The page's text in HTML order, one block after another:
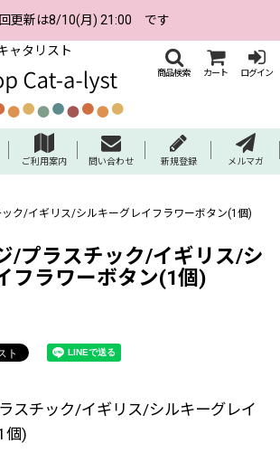
更新は8/10(月) 21:00 です
ャタリスト
商品検索 カート ログイン
ご利用案内 問い合わせ 新規登録 メルマガ
ク/イギリス/シルキーグレイフラワーボタン(1個)
/プラスチック/イギリス/シ
フラワーボタン(1個)
スチック/イギリス/シルキーグレイ
個)